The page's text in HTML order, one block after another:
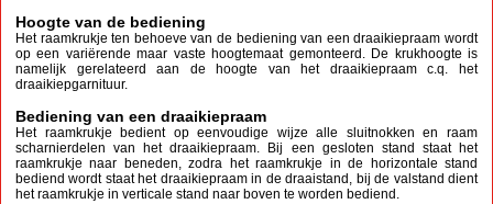
Hoogte van de bediening
Het raamkrukje ten behoeve van de bediening van een draaikiepraam wordt
op een variërende maar vaste hoogtemaat gemonteerd. De krukhoogte is
namelijk gerelateerd aan de hoogte van het draaikiepraam c.q. het
draaikiepgarnituur.
Bediening van een draaikiepraam
Het raamkrukje bedient op eenvoudige wijze alle sluitnokken en raam
scharnierdelen van het draaikiepraam. Bij een gesloten stand staat het
raamkrukje naar beneden, zodra het raamkrukje in de horizontale stand
bediend wordt staat het draaikiepraam in de draaistand, bij de valstand dient
het raamkrukje in verticale stand naar boven te worden bediend.